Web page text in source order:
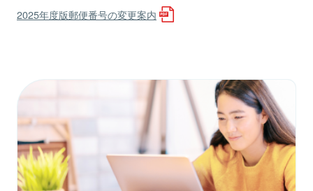
2025年度版郵便番号の変更案内